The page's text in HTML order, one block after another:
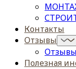
Контакты
Отзывы
Отзывы
Полезная